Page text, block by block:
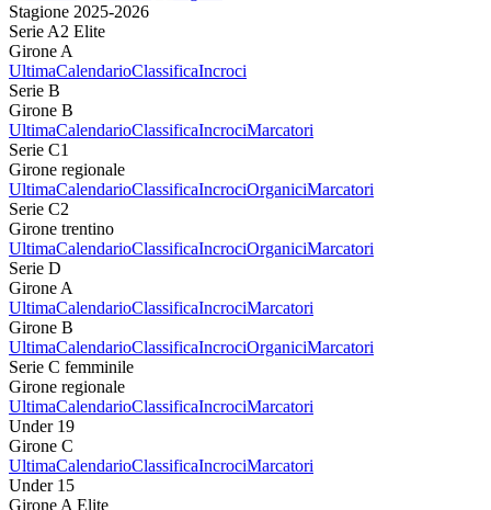
Stagione 2025-2026
Serie A2 Elite
Girone A
UltimaCalendarioClassificaIncroci
Serie B
Girone B
UltimaCalendarioClassificaIncrociMarcatori
Serie C1
Girone regionale
UltimaCalendarioClassificaIncrociOrganiciMarcatori
Serie C2
Girone trentino
UltimaCalendarioClassificaIncrociOrganiciMarcatori
Serie D
Girone A
UltimaCalendarioClassificaIncrociMarcatori
Girone B
UltimaCalendarioClassificaIncrociOrganiciMarcatori
Serie C femminile
Girone regionale
UltimaCalendarioClassificaIncrociMarcatori
Under 19
Girone C
UltimaCalendarioClassificaIncrociMarcatori
Under 15
Girone A Elite